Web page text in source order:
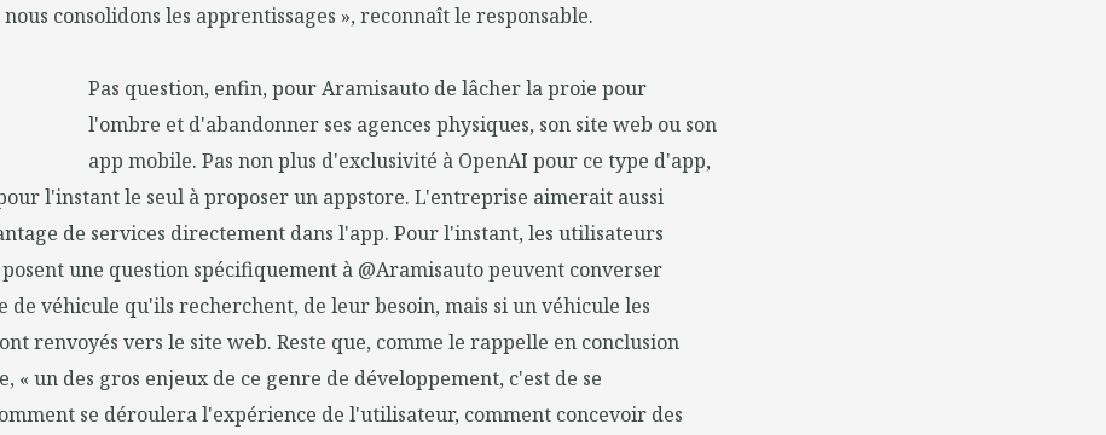
consolidons les apprentissages », reconnaît le responsable.
Pas question, enfin, pour Aramisauto de lâcher la proie pour
l'ombre et d'abandonner ses agences physiques, son site web ou son
app mobile. Pas non plus d'exclusivité à OpenAI pour ce type d'app,
l'instant le seul à proposer un appstore. L'entreprise aimerait aussi
de services directement dans l'app. Pour l'instant, les utilisateurs
une question spécifiquement à @Aramisauto peuvent converser
de véhicule qu'ils recherchent, de leur besoin, mais si un véhicule les
renvoyés vers le site web. Reste que, comme le rappelle en conclusion
« un des gros enjeux de ce genre de développement, c'est de se
se déroulera l'expérience de l'utilisateur, comment concevoir des